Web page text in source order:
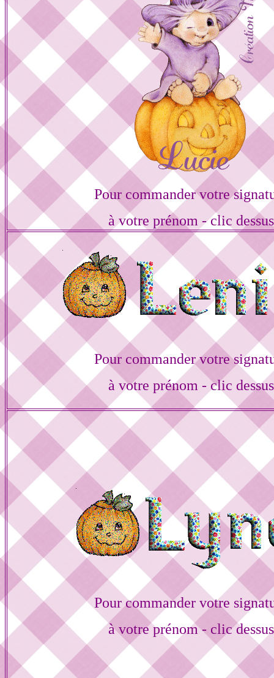
Pour commander votre
à votre prénom - clic dessus
Pour commander votre
à votre prénom - clic dessus
Pour commander votre
à votre prénom - clic dessus